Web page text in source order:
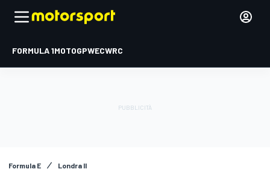
FORMULA 1MOTOGPWECWRC
Formula E Londra II